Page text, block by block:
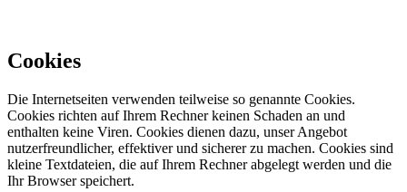
Cookies
Die Internetseiten verwenden teilweise so genannte Cookies.
Cookies richten auf Ihrem Rechner keinen Schaden an und
enthalten keine Viren. Cookies dienen dazu, unser Angebot
nutzerfreundlicher, effektiver und sicherer zu machen. Cookies sind
kleine Textdateien, die auf Ihrem Rechner abgelegt werden und die
Ihr Browser speichert.